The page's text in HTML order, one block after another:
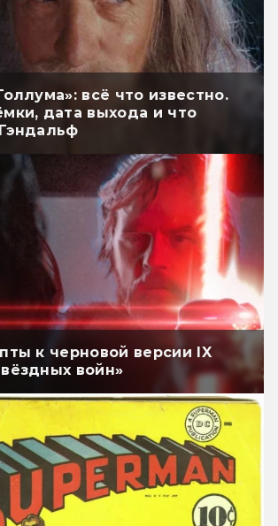
всё что известно.
дата выхода и что
к черновой версии IX
войн»